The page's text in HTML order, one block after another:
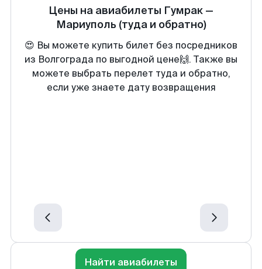
Цены на авиабилеты Гумрак —
Мариуполь (туда и обратно)
😍 Вы можете купить билет без посредников
из Волгограда по выгодной цене🙌. Также вы
можете выбрать перелет туда и обратно,
если уже знаете дату возвращения
Найти авиабилеты